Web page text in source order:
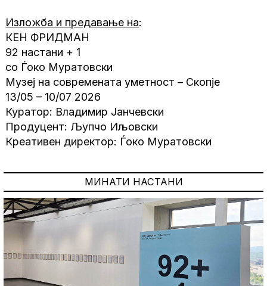
Изложба и предавање на:
КЕН ФРИДМАН
92 настани + 1
со Ѓоко Муратовски
Музеј на современата уметност – Скопје
13/05 – 10/07 2026
Куратор: Владимир Јанчевски
Продуцент: Љупчо Иљовски
Креативен директор: Ѓоко Муратовски
МИНАТИ НАСТАНИ